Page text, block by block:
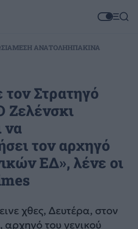
ΜΕΣΗ ΑΝΑΤΟΛΗΗΠΑΚΙΝΑ
τον Στρατηγό
Ζελένσκι
να
τον αρχηγό
ΕΔ», λένε οι
χθες, Δευτέρα, στον
αρχηγό του γενικού